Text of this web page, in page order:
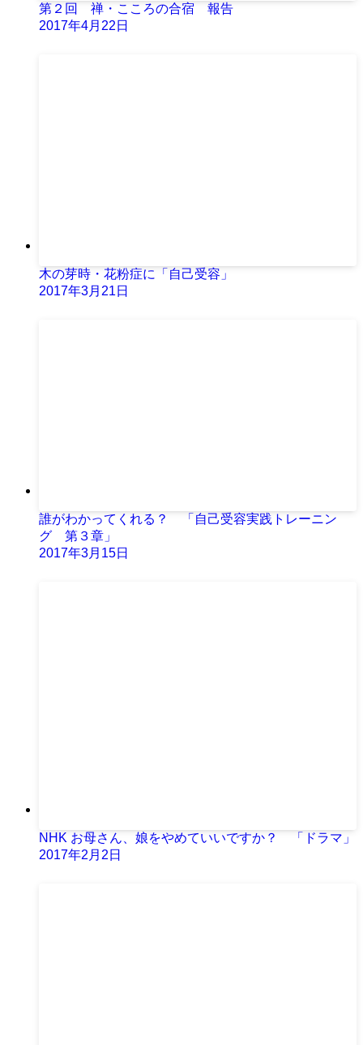
第２回 禅・こころの合宿 報告
2017年4月22日
木の芽時・花粉症に「自己受容」
2017年3月21日
誰がわかってくれる？ 「自己受容実践トレーニン
グ 第３章」
2017年3月15日
NHK お母さん、娘をやめていいですか？ 「ドラマ」
2017年2月2日